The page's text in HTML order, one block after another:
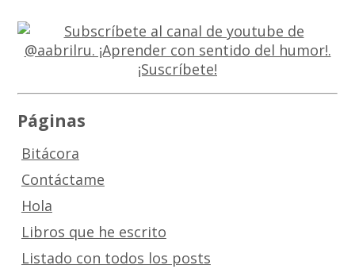
Páginas
Bitácora
Contáctame
Hola
Libros que he escrito
Listado con todos los posts